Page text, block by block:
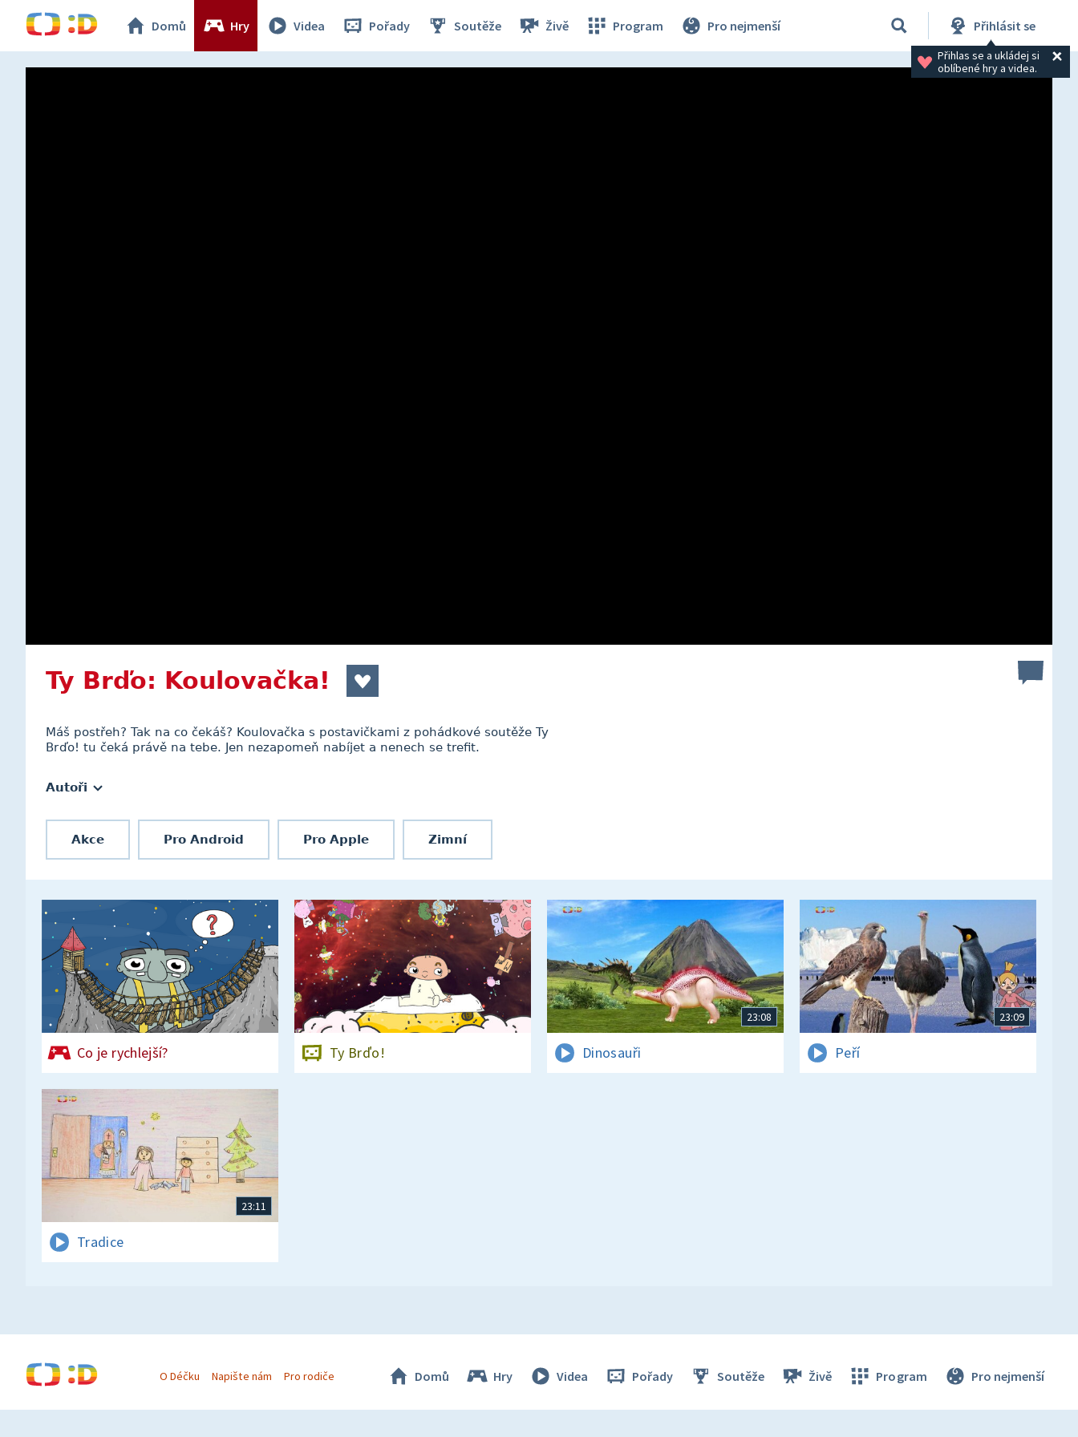
Domů Hry Videa Pořady Soutěže Živě Program Pro nejmenší Přihlásit se
Přihlas se a ukládej si
oblíbené hry a videa.
Ty Brďo: Koulovačka!
Máš postřeh? Tak na co čekáš? Koulovačka s postavičkami z pohádkové soutěže Ty
Brďo! tu čeká právě na tebe. Jen nezapomeň nabíjet a nenech se trefit.
Autoři
Akce Pro Android Pro Apple Zimní
Co je rychlejší? Ty Brďo!
23:08
Dinosauři
23:09
Peří
23:11
Tradice
O Déčku Napište nám Pro rodiče Domů Hry Videa Pořady Soutěže Živě Program Pro nejmenší